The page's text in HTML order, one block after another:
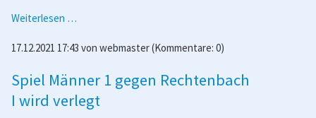
Weiterlesen …
2
HSG
Pohlheim
2
17.12.2021 17:43 von webmaster(Kommentare: 0)
Spiel Männer 1 gegen Rechtenbach
I wird verlegt